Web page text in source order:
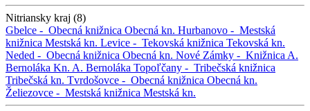
Nitriansky kraj (8)
Gbelce - Obecná knižnica Obecná kn. Hurbanovo - Mestská
knižnica Mestská kn. Levice - Tekovská knižnica Tekovská kn.
Neded - Obecná knižnica Obecná kn. Nové Zámky - Knižnica A.
Bernoláka Kn. A. Bernoláka Topoľčany - Tribečská knižnica
Tribečská kn. Tvrdošovce - Obecná knižnica Obecná kn.
Želiezovce - Mestská knižnica Mestská kn.